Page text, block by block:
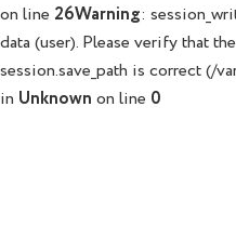
on line 26Warning:
data (user). Please verify that
session.save_path is correct (/
in Unknown on line 0